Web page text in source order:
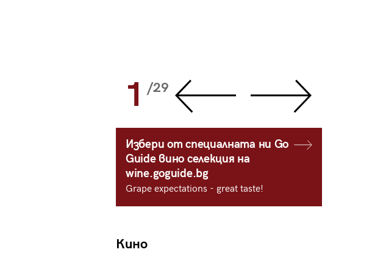
1 /29
Избери от специалната ни Go
Guide вино селекция на
wine.goguide.bg
Grape expectations - great taste!
Кино